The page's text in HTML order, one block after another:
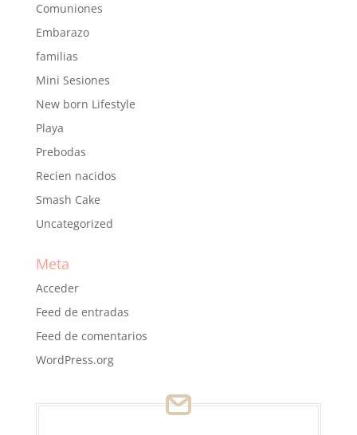
Comuniones
Embarazo
familias
Mini Sesiones
New born Lifestyle
Playa
Prebodas
Recien nacidos
Smash Cake
Uncategorized
Meta
Acceder
Feed de entradas
Feed de comentarios
WordPress.org